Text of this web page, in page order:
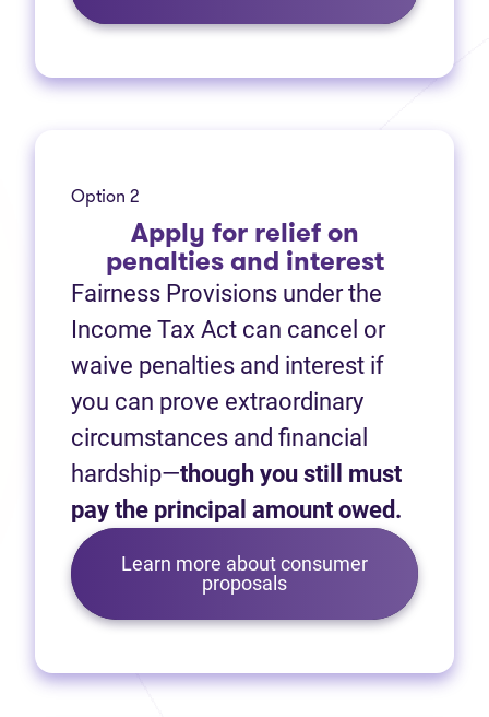
Option 2
Apply for relief on
penalties and interest
Fairness Provisions under the
Income Tax Act can cancel or
waive penalties and interest if
you can prove extraordinary
circumstances and financial
hardship—though you still must
pay the principal amount owed.
Learn more about consumer
proposals